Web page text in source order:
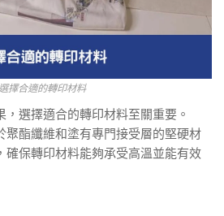
選擇合適的轉印材料
選擇適合的轉印材料至關重要。
聚酯纖維和塗有專門接受層的堅硬材
確保轉印材料能夠承受高溫並能有效